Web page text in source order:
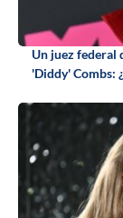
Un juez federal
'Diddy' Combs: